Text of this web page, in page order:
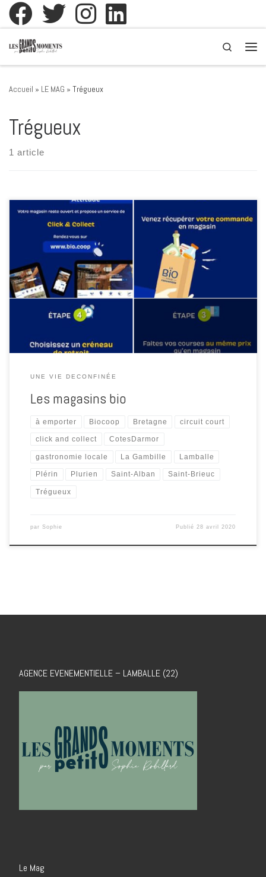
Passer au contenu
Search
Accueil » LE MAG » Trégueux
Trégueux
1 article
BIOCOOP LAMBALLE ET SAINT-ALBAN REOUVERTURE AUX HORAIRES
HABITUELLES Du lundi au Jeudi 9h30 – 13h00 et 14h30 –
19h30Vendredi et Samedi en continu de 09h30 à 19h30 Biocoop
Lamballe et Saint-Alban – Le Courtil Bio , Service Click and Collect
Faites aussi vos courses au même prix qu’en magasin sur click […]
UNE VIE DECONFINÉE
Les magasins bio
à emporter Biocoop Bretagne circuit court
click and collect CotesDarmor
gastronomie locale La Gambille Lamballe
Plérin Plurien Saint-Alban Saint-Brieuc
Trégueux
par Sophie Publié 28 avril 2020
AGENCE EVENEMENTIELLE – LAMBALLE (22)
Le Mag